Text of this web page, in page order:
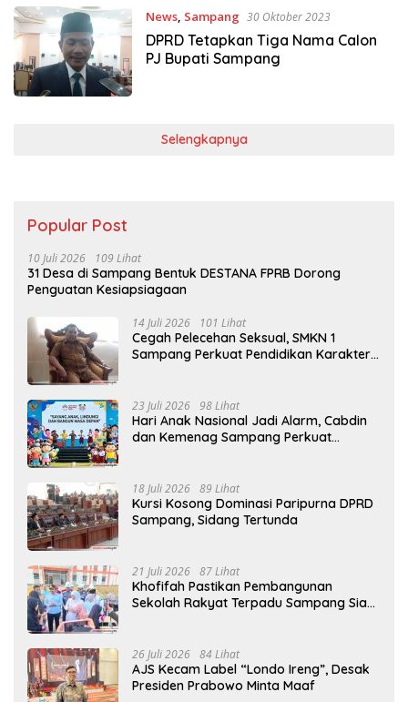
News, Sampang 30 Oktober 2023
DPRD Tetapkan Tiga Nama Calon
PJ Bupati Sampang
Selengkapnya
Popular Post
10 Juli 2026 109 Lihat
31 Desa di Sampang Bentuk DESTANA FPRB Dorong
Penguatan Kesiapsiagaan
14 Juli 2026 101 Lihat
Cegah Pelecehan Seksual, SMKN 1
Sampang Perkuat Pendidikan Karakter
23 Juli 2026 98 Lihat
Hari Anak Nasional Jadi Alarm, Cabdin
dan Kemenag Sampang Perkuat
18 Juli 2026 89 Lihat
Kursi Kosong Dominasi Paripurna DPRD
Sampang, Sidang Tertunda
21 Juli 2026 87 Lihat
Khofifah Pastikan Pembangunan
Sekolah Rakyat Terpadu Sampang Siap
26 Juli 2026 84 Lihat
AJS Kecam Label “Londo Ireng”, Desak
Presiden Prabowo Minta Maaf